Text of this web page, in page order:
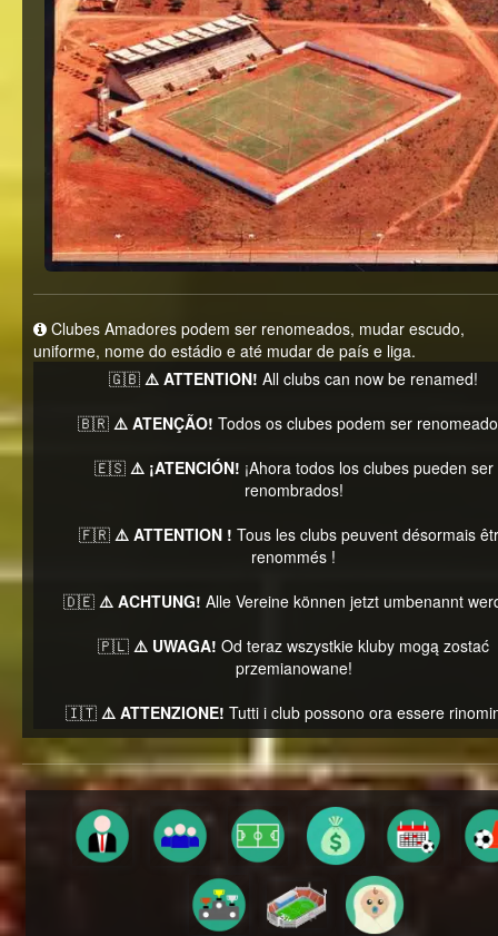
Clubes Amadores podem ser renomeados, mudar escudo,
uniforme, nome do estádio e até mudar de país e liga.
🇬🇧 ⚠️ ATTENTION! All clubs can now be renamed!
🇧🇷 ⚠️ ATENÇÃO! Todos os clubes podem ser
🇪🇸 ⚠️ ¡ATENCIÓN! ¡Ahora todos los clubes pueden ser
renombrados!
🇫🇷 ⚠️ ATTENTION ! Tous les clubs peuvent désormais
renommés !
🇩🇪 ⚠️ ACHTUNG! Alle Vereine können jetzt umbenannt
🇵🇱 ⚠️ UWAGA! Od teraz wszystkie kluby mogą zostać
przemianowane!
🇮🇹 ⚠️ ATTENZIONE! Tutti i club possono ora essere